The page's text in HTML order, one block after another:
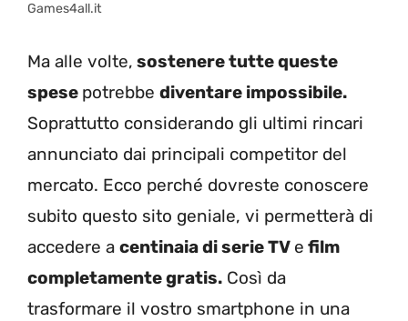
Games4all.it
Ma alle volte, sostenere tutte queste
spese potrebbe diventare impossibile.
Soprattutto considerando gli ultimi rincari
annunciato dai principali competitor del
mercato. Ecco perché dovreste conoscere
subito questo sito geniale, vi permetterà di
accedere a centinaia di serie TV e film
completamente gratis. Così da
trasformare il vostro smartphone in una